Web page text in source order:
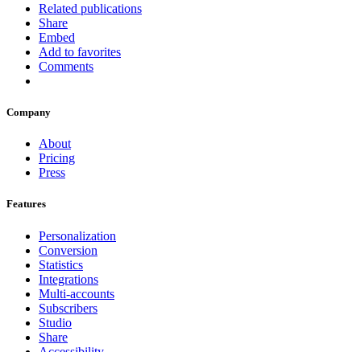
Related publications
Share
Embed
Add to favorites
Comments
Company
About
Pricing
Press
Features
Personalization
Conversion
Statistics
Integrations
Multi-accounts
Subscribers
Studio
Share